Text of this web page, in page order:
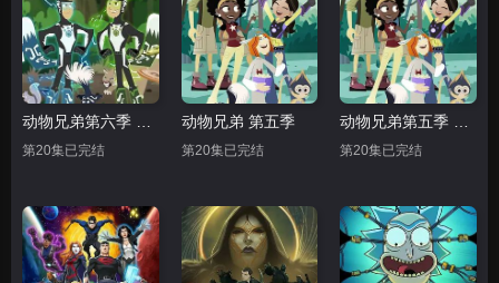
动物兄弟第六季 中文配音
第20集已完结
动物兄弟 第五季
第20集已完结
动物兄弟第五季 中文配音
第20集已完结